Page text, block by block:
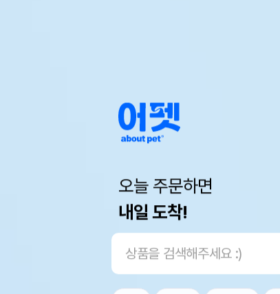
오늘 주문하면
내일 도착!